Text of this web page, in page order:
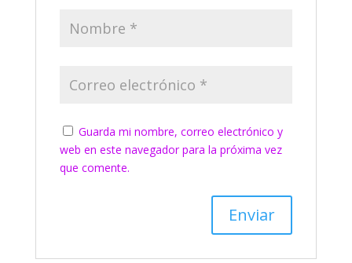
Guarda mi nombre, correo electrónico y
web en este navegador para la próxima vez
que comente.